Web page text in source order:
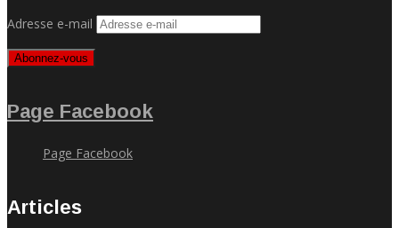
Adresse e-mail
Abonnez-vous
Page Facebook
Page Facebook
Articles